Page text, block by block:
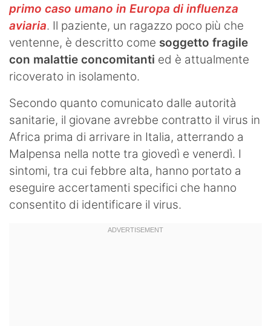
primo caso umano in Europa di influenza
aviaria. Il paziente, un ragazzo poco più che
ventenne, è descritto come soggetto fragile
con malattie concomitanti ed è attualmente
ricoverato in isolamento.
Secondo quanto comunicato dalle autorità
sanitarie, il giovane avrebbe contratto il virus in
Africa prima di arrivare in Italia, atterrando a
Malpensa nella notte tra giovedì e venerdì. I
sintomi, tra cui febbre alta, hanno portato a
eseguire accertamenti specifici che hanno
consentito di identificare il virus.